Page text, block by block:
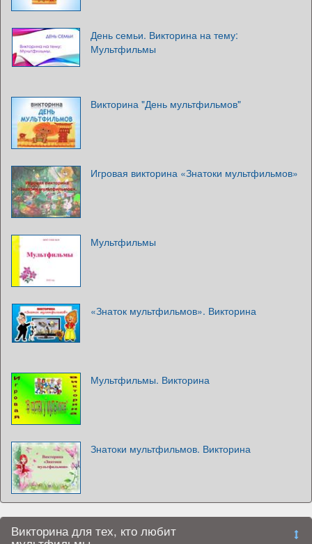
День семьи. Викторина на тему:
Мультфильмы
Викторина "День мультфильмов"
Игровая викторина «Знатоки мультфильмов»
Мультфильмы
«Знаток мультфильмов». Викторина
Мультфильмы. Викторина
Знатоки мультфильмов. Викторина
Викторина для тех, кто любит